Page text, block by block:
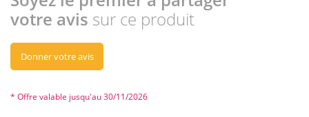
votre avis sur ce produit
Donner votre avis
* Offre valable jusqu'au 30/11/2026